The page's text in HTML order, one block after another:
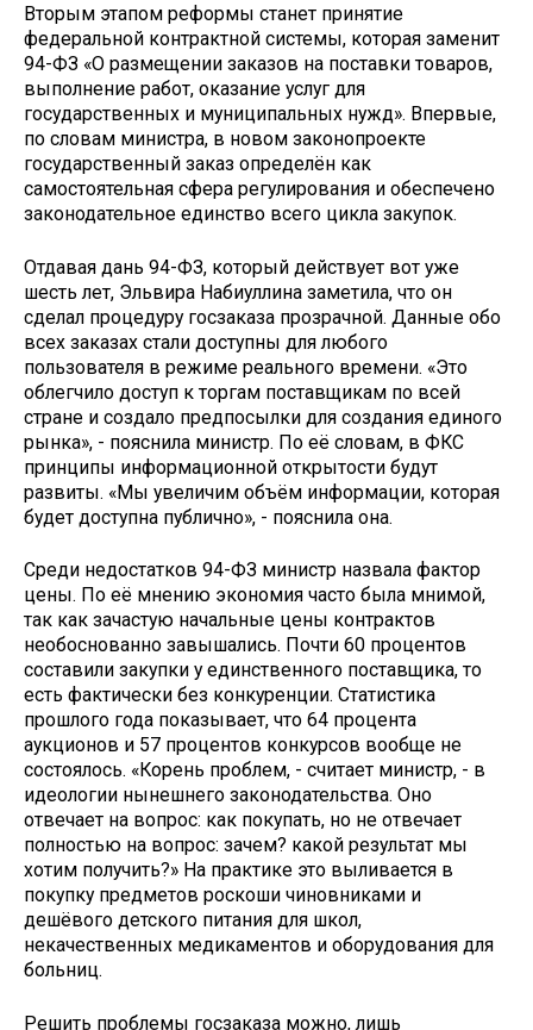
Вторым этапом реформы станет принятие
федеральной контрактной системы, которая заменит
94-ФЗ «О размещении заказов на поставки товаров,
выполнение работ, оказание услуг для
государственных и муниципальных нужд». Впервые,
по словам министра, в новом законопроекте
государственный заказ определён как
самостоятельная сфера регулирования и обеспечено
законодательное единство всего цикла закупок.
Отдавая дань 94-ФЗ, который действует вот уже
шесть лет, Эльвира Набиуллина заметила, что он
сделал процедуру госзаказа прозрачной. Данные обо
всех заказах стали доступны для любого
пользователя в режиме реального времени. «Это
облегчило доступ к торгам поставщикам по всей
стране и создало предпосылки для создания единого
рынка», - пояснила министр. По её словам, в ФКС
принципы информационной открытости будут
развиты. «Мы увеличим объём информации, которая
будет доступна публично», - пояснила она.
Среди недостатков 94-ФЗ министр назвала фактор
цены. По её мнению экономия часто была мнимой,
так как зачастую начальные цены контрактов
необоснованно завышались. Почти 60 процентов
составили закупки у единственного поставщика, то
есть фактически без конкуренции. Статистика
прошлого года показывает, что 64 процента
аукционов и 57 процентов конкурсов вообще не
состоялось. «Корень проблем, - считает министр, - в
идеологии нынешнего законодательства. Оно
отвечает на вопрос: как покупать, но не отвечает
полностью на вопрос: зачем? какой результат мы
хотим получить?» На практике это выливается в
покупку предметов роскоши чиновниками и
дешёвого детского питания для школ,
некачественных медикаментов и оборудования для
больниц.
Решить проблемы госзаказа можно, лишь